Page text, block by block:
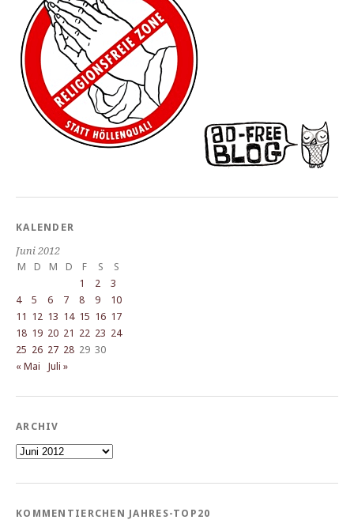
KALENDER
Juni 2012
M
D M D F S
S
1
2
3
4
5 6 7 8 9
10
11 12 13 14 15 16 17
18 19 20 21 22 23 24
25 26 27 28 29 30
« Mai
Juli »
ARCHIV
Archiv
KOMMENTIERCHEN JAHRES-TOP20